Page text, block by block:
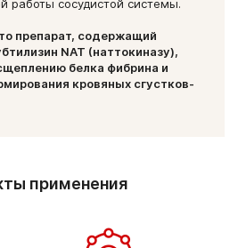
работы сосудистой системы.
препарат, содержащий
NAT (наттокиназу),
белка фибрина и
кровяных сгустков-
применения